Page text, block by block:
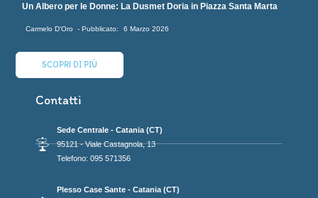
Un Albero per le Donne: La Dusmet Doria in Piazza Santa Marta
Carmelo D'Oro 6 Marzo 2026
SCOPRI DI PIÙ
Contatti
Sede Centrale - Catania (CT)
95121 - Viale Castagnola, 13
Telefono: 095 571356
Plesso Case Sante - Catania (CT)